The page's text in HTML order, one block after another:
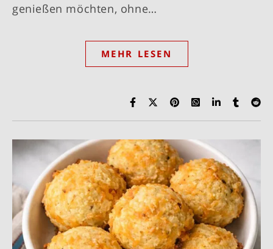
genießen möchten, ohne…
MEHR LESEN